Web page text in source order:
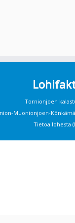
Tornionjoen
Muonionjoen-
Tietoa lohesta